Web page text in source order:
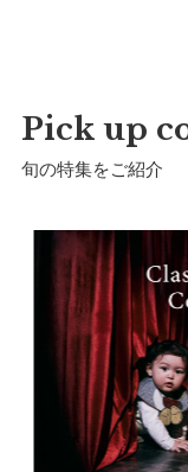
a）横幅：32cm
b）縦幅：
首まわり： 約
推奨年齢：生
※シリーズにより
※よだれのつたい
Pick up
旬の特集をご紹介